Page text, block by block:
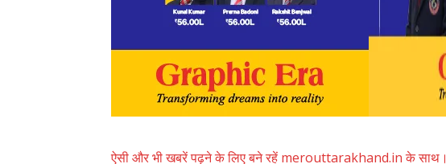
ऐसी और भी खबरें पढ़ने के लिए बने रहें merouttarakhand.in के साथ।